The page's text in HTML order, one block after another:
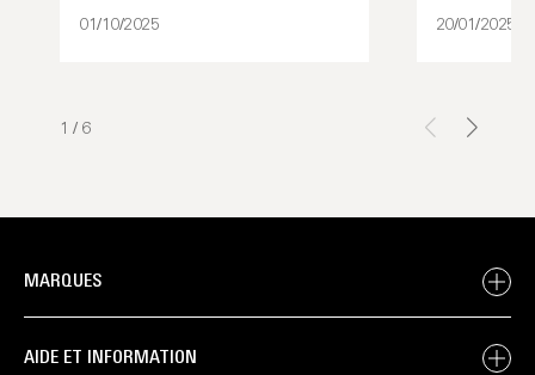
01/10/2025 20/01/2025
1 / 6
MARQUES
AIDE ET INFORMATION